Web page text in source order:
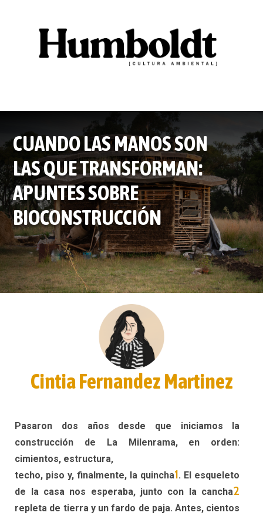
CUANDO LAS MANOS SON
LAS QUE TRANSFORMAN:
APUNTES SOBRE
BIOCONSTRUCCIÓN
Cintia Fernandez Martinez
Pasaron dos años desde que iniciamos la
construcción de La Milenrama, en orden:
cimientos, estructura,
techo, piso y, finalmente, la quincha1. El esqueleto
de la casa nos esperaba, junto con la cancha2
repleta de tierra y un fardo de paja. Antes, cientos